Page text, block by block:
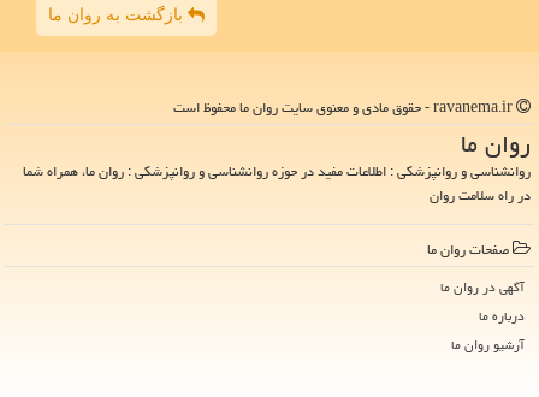
بازگشت به روان ما
روان ما
روانشناسی و روانپزشکی : اطلاعات مفید در حوزه روانشناسی و روانپزشکی : روان ما، همراه شما
در راه سلامت روان
صفحات روان ما
آگهی در روان ما
درباره ما
آرشیو روان ما